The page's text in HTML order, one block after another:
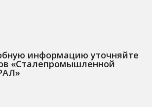
информацию уточняйте
«Сталепромышленной